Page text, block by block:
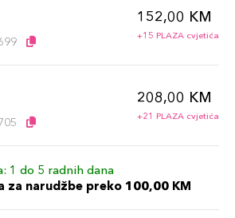
152,00 KM
+15 PLAZA cvjetića
208,00 KM
+21 PLAZA cvjetića
1 do 5 radnih dana
za narudžbe preko 100,00 KM